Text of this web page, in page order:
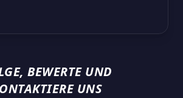
BEWERTE UND
UNS